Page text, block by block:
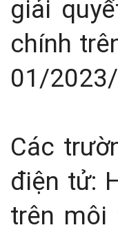
giải
chính
01/2023/
Các
điện tử:
trên môi